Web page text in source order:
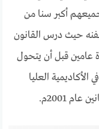
أكبر سنا من
حيث درس القانون
عامين قبل أن يتحول
العليا
2001م.